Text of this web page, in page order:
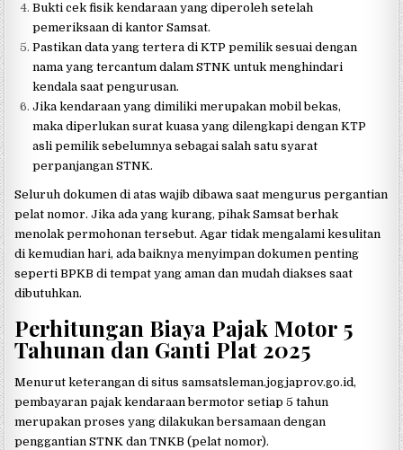
Bukti cek fisik kendaraan yang diperoleh setelah
pemeriksaan di kantor Samsat.
Pastikan data yang tertera di KTP pemilik sesuai dengan
nama yang tercantum dalam STNK untuk menghindari
kendala saat pengurusan.
Jika kendaraan yang dimiliki merupakan mobil bekas,
maka diperlukan surat kuasa yang dilengkapi dengan KTP
asli pemilik sebelumnya sebagai salah satu syarat
perpanjangan STNK.
Seluruh dokumen di atas wajib dibawa saat mengurus pergantian
pelat nomor. Jika ada yang kurang, pihak Samsat berhak
menolak permohonan tersebut. Agar tidak mengalami kesulitan
di kemudian hari, ada baiknya menyimpan dokumen penting
seperti BPKB di tempat yang aman dan mudah diakses saat
dibutuhkan.
Perhitungan Biaya Pajak Motor 5
Tahunan dan Ganti Plat 2025
Menurut keterangan di situs samsatsleman.jogjaprov.go.id,
pembayaran pajak kendaraan bermotor setiap 5 tahun
merupakan proses yang dilakukan bersamaan dengan
penggantian STNK dan TNKB (pelat nomor).